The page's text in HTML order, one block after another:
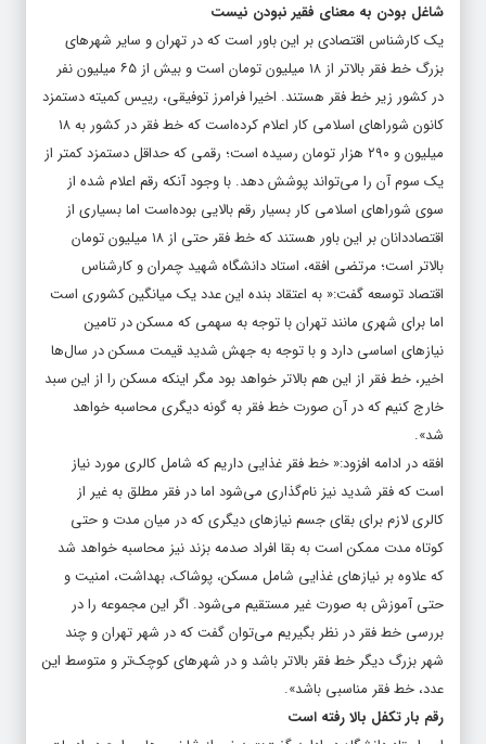
شاغل بودن به معنای فقیر نبودن نیست
یک کارشناس اقتصادی بر این باور است که در تهران و سایر شهرهای
بزرگ خط فقر بالاتر از ۱۸ میلیون تومان است و بیش از ۶۵ میلیون نفر
در کشور زیر خط فقر هستند. اخیرا فرامرز توفیقی، رییس کمیته دستمزد
کانون شوراهای اسلامی کار اعلام کرده‌است که خط فقر در کشور به ۱۸
میلیون و ۲۹۰ هزار تومان رسیده است؛ رقمی که حداقل دستمزد کمتر از
یک سوم آن را می‌تواند پوشش دهد. با وجود آنکه رقم اعلام شده از
سوی شوراهای اسلامی کار بسیار رقم بالایی بوده‌است اما بسیاری از
اقتصاددانان بر این باور هستند که خط فقر حتی از ۱۸ میلیون تومان
بالاتر است؛ مرتضی افقه، استاد دانشگاه شهید چمران و کارشناس
اقتصاد توسعه گفت:« به اعتقاد بنده این عدد یک میانگین کشوری است
اما برای شهری مانند تهران با توجه به سهمی که مسکن در تامین
نیازهای اساسی دارد و با توجه به جهش شدید قیمت مسکن در سال‌ها
اخیر، خط فقر از این هم بالاتر خواهد بود مگر اینکه مسکن را از این سبد
خارج کنیم که در آن صورت خط فقر به گونه دیگری محاسبه خواهد
شد».
افقه در ادامه افزود:« خط فقر غذایی داریم که شامل کالری مورد نیاز
است که فقر شدید نیز نام‌گذاری می‌شود اما در فقر مطلق به غیر از
کالری لازم برای بقای جسم نیازهای دیگری که در میان مدت و حتی
کوتاه مدت ممکن است به بقا افراد صدمه بزند نیز محاسبه خواهد شد
که علاوه بر نیازهای غذایی شامل مسکن، پوشاک، بهداشت، امنیت و
حتی آموزش به صورت غیر مستقیم می‌شود. اگر این مجموعه را در
بررسی خط فقر در نظر بگیریم می‌توان گفت که در شهر تهران و چند
شهر بزرگ دیگر خط فقر بالاتر باشد و در شهرهای کوچک‌تر و متوسط این
عدد، خط فقر مناسبی باشد».
رقم بار تکفل بالا رفته است